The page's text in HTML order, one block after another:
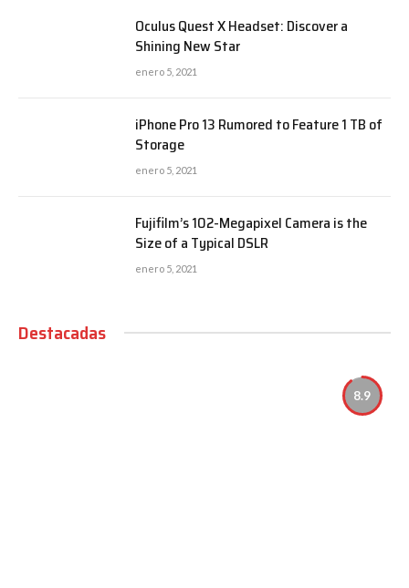
Oculus Quest X Headset: Discover a
Shining New Star
enero 5, 2021
iPhone Pro 13 Rumored to Feature 1 TB of
Storage
enero 5, 2021
Fujifilm’s 102-Megapixel Camera is the
Size of a Typical DSLR
enero 5, 2021
Destacadas
8.9